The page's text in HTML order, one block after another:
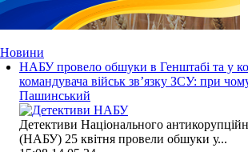
Новини
НАБУ провело обшуки в Генштабі та у
командувача військ зв’язку ЗСУ: при
Пашинський
Детективи Національного
(НАБУ) 25 квітня провели обшуки у...